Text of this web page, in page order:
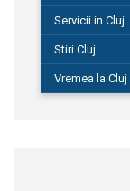
Servicii in Cluj
Stiri Cluj
Vremea la Cluj